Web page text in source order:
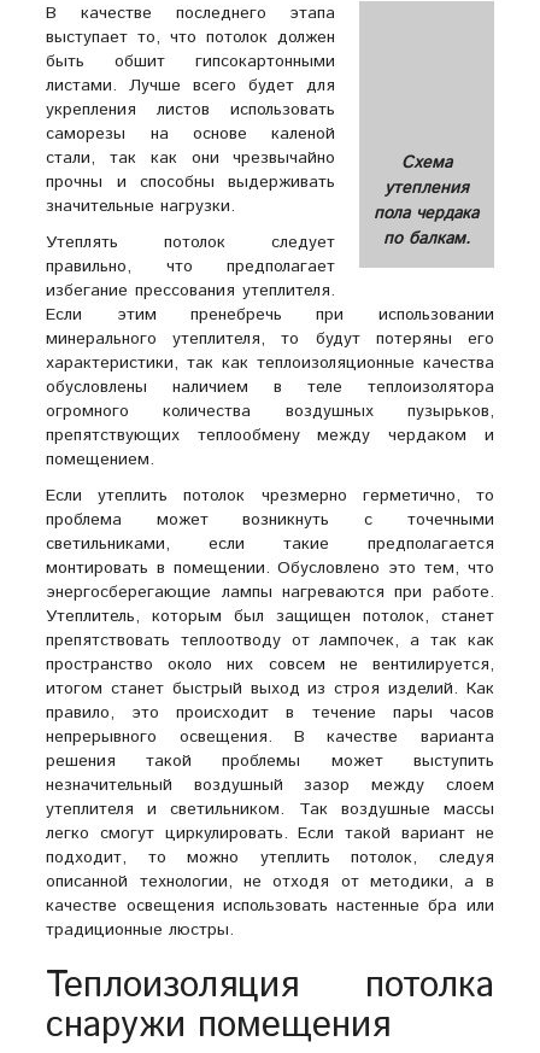
Схема
утепления
пола чердака
по балкам.
В качестве последнего этапа
выступает то, что потолок должен
быть обшит гипсокартонными
листами. Лучше всего будет для
укрепления листов использовать
саморезы на основе каленой
стали, так как они чрезвычайно
прочны и способны выдерживать
значительные нагрузки.
Утеплять потолок следует
правильно, что предполагает
избегание прессования утеплителя.
Если этим пренебречь при использовании
минерального утеплителя, то будут потеряны его
характеристики, так как теплоизоляционные качества
обусловлены наличием в теле теплоизолятора
огромного количества воздушных пузырьков,
препятствующих теплообмену между чердаком и
помещением.
Если утеплить потолок чрезмерно герметично, то
проблема может возникнуть с точечными
светильниками, если такие предполагается
монтировать в помещении. Обусловлено это тем, что
энергосберегающие лампы нагреваются при работе.
Утеплитель, которым был защищен потолок, станет
препятствовать теплоотводу от лампочек, а так как
пространство около них совсем не вентилируется,
итогом станет быстрый выход из строя изделий. Как
правило, это происходит в течение пары часов
непрерывного освещения. В качестве варианта
решения такой проблемы может выступить
незначительный воздушный зазор между слоем
утеплителя и светильником. Так воздушные массы
легко смогут циркулировать. Если такой вариант не
подходит, то можно утеплить потолок, следуя
описанной технологии, не отходя от методики, а в
качестве освещения использовать настенные бра или
традиционные люстры.
Теплоизоляция потолка
снаружи помещения